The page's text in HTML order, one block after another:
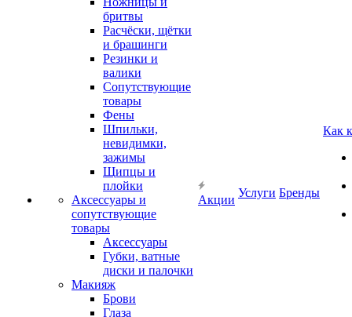
бритвы
Расчёски, щётки
и брашинги
Резинки и
валики
Сопутствующие
товары
Фены
Шпильки,
невидимки,
зажимы
Щипцы и
плойки
Аксессуары и
сопутствующие
товары
Аксессуары
Губки, ватные
диски и палочки
Макияж
Брови
Глаза
Акции
Услуги Бренды
Как